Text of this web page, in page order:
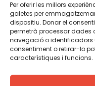
Per oferir les millors
galetes per
dispositiu. Donar el
permetrà processar
navegació o identificadors
consentiment o retirar-lo
característiques i funcions.
TWT YTB IG
Aviso legalPolítica
Creemos que el